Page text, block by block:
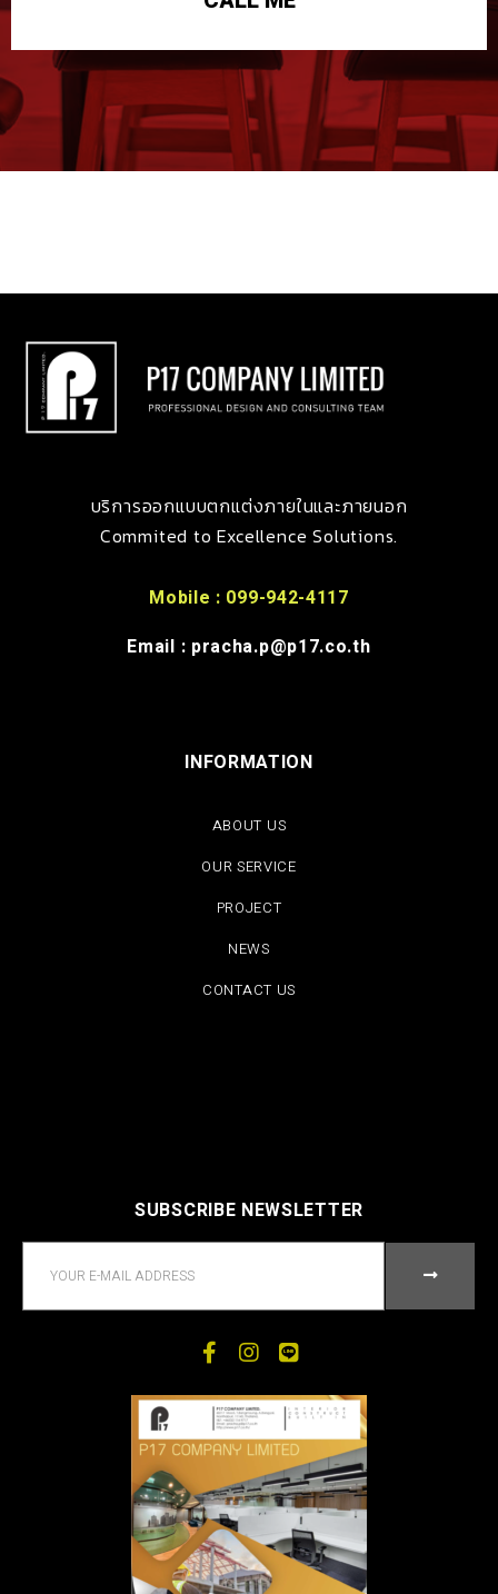
บริการออกแบบตกแต่งภายในและภายนอก
Commited to Excellence Solutions.
Mobile : 099-942-4117
Email : pracha.p@p17.co.th
INFORMATION
ABOUT US
OUR SERVICE
PROJECT
NEWS
CONTACT US
SUBSCRIBE NEWSLETTER